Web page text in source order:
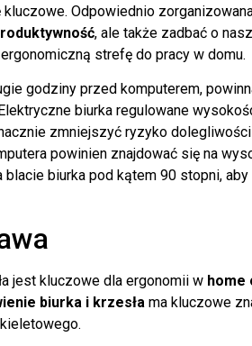
Odpowiednio
, ale także zadbać o
strefę do pracy w domu.
godziny przed komputerem,
biurka regulowane
zmniejszyć ryzyko dolegliwości
powinien znajdować się na
biurka pod kątem 90 stopni,
jest kluczowe dla ergonomii w home
biurka i krzesła ma kluczowe